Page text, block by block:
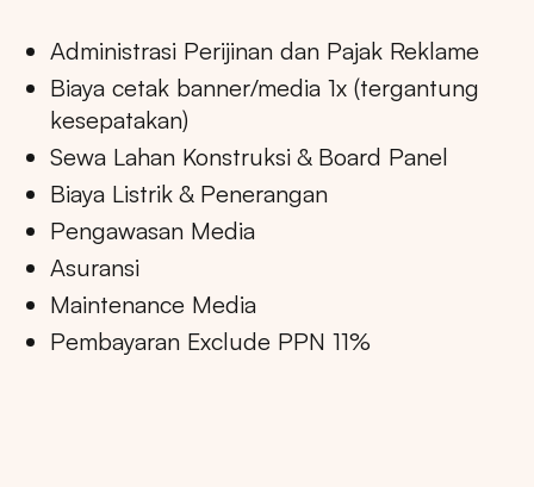
Administrasi Perijinan dan Pajak Reklame
Biaya cetak banner/media 1x (tergantung
kesepatakan)
Sewa Lahan Konstruksi & Board Panel
Biaya Listrik & Penerangan
Pengawasan Media
Asuransi
Maintenance Media
Pembayaran Exclude PPN 11%